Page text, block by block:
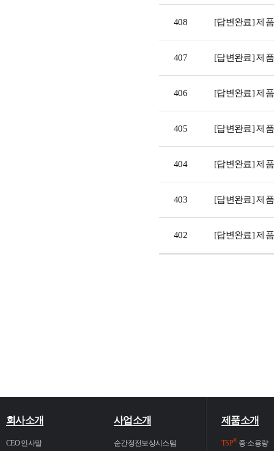
408 [답변완료] 제
407 [답변완료] 제
406 [답변완료] 제
405 [답변완료] 제
404 [답변완료] 제
403 [답변완료] 제
402 [답변완료] 제
회사소개
CEO 인사말
사업소개
순간정전보상시스템
제품소개
TSP®중·소용량